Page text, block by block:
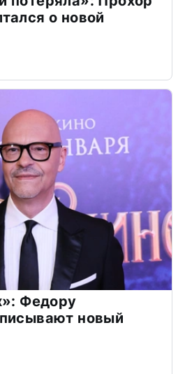
о новой
Федору
новый